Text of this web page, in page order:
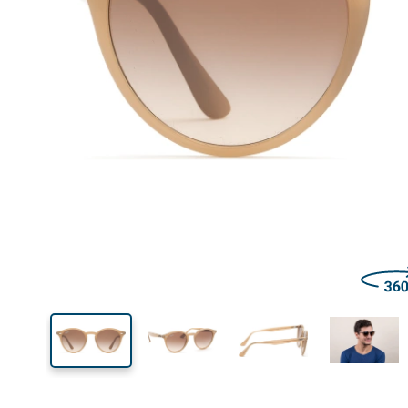
45 mm
Výška očnice
49 mm
Šírka očnice